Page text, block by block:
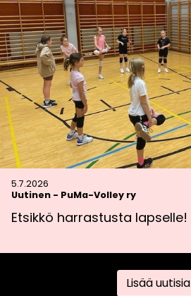
5.7.2026
Uutinen - PuMa-Volley ry
Etsikkö harrastusta lapselle!
Lisää uutisia